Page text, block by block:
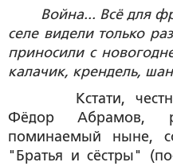
Война... Всё для
селе видели только
приносили с
калачик, крендель,
Кстати, честный
Фёдор Абрамов,
поминаемый ныне,
"Братья и сёстры"